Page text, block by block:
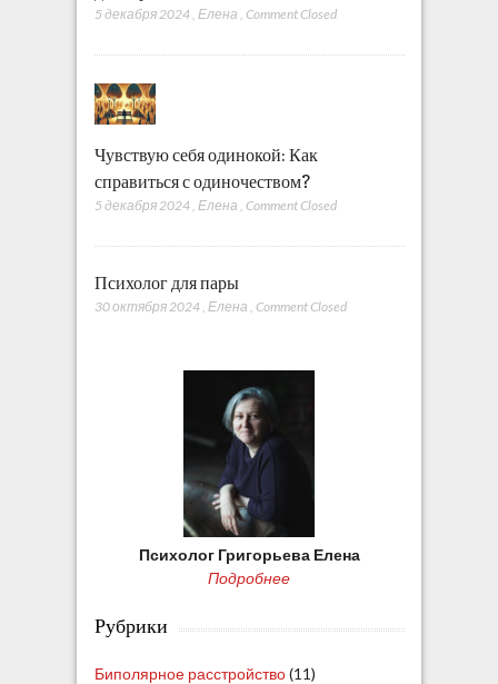
5 декабря 2024, Елена , Comment Closed
Чувствую себя одинокой: Как
справиться с одиночеством?
5 декабря 2024 Елена Comment Closed
Психолог для пары
30 октября 2024 Елена Comment Closed
Психолог Григорьева Елена
Подробнее
Рубрики
Биполярное расстройство(11)